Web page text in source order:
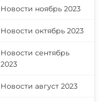
Новости ноябрь 2023
Новости октябрь 2023
Новости сентябрь
2023
Новости август 2023